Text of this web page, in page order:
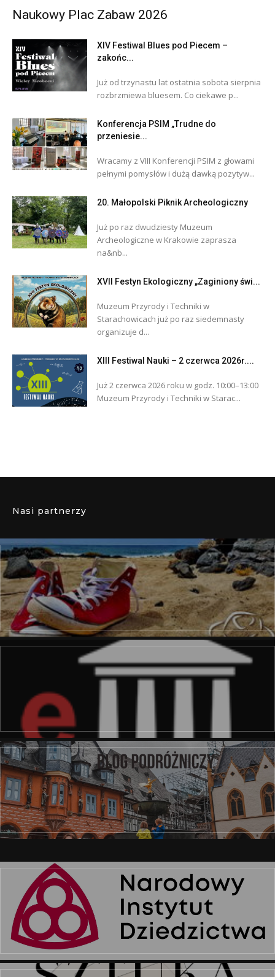
Naukowy Plac Zabaw 2026
XIV Festiwal Blues pod Piecem –
zakońc...
Już od trzynastu lat ostatnia sobota sierpnia
rozbrzmiewa bluesem. Co ciekawe p...
Konferencja PSIM „Trudne do
przeniesie...
Wracamy z VIII Konferencji PSIM z głowami
pełnymi pomysłów i dużą dawką pozytyw...
20. Małopolski Piknik Archeologiczny
Już po raz dwudziesty Muzeum
Archeologiczne w Krakowie zaprasza
na&nb...
XVII Festyn Ekologiczny „Zaginiony świ...
Muzeum Przyrody i Techniki w
Starachowicach już po raz siedemnasty
organizuje d...
XIII Festiwal Nauki – 2 czerwca 2026r....
Już 2 czerwca 2026 roku w godz. 10:00–13:00
Muzeum Przyrody i Techniki w Starac...
Nasi partnerzy